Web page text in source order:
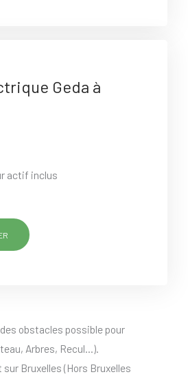
Geda à
actif inclus
obstacles possible pour
Arbres, Recul…).
Bruxelles (Hors Bruxelles